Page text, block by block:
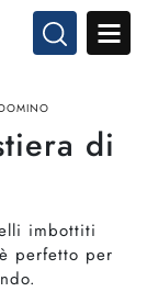
di
imbottiti
perfetto per